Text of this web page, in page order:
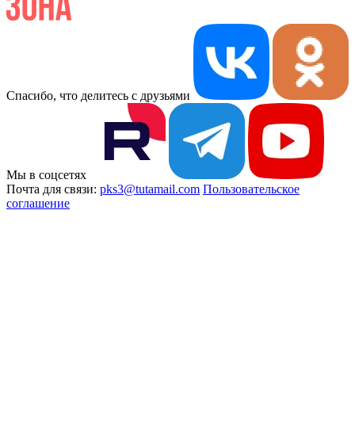
Спасибо, что делитесь с друзьями
Мы в соцсетях
Почта для связи: pks3@tutamail.com Пользовательское
соглашение